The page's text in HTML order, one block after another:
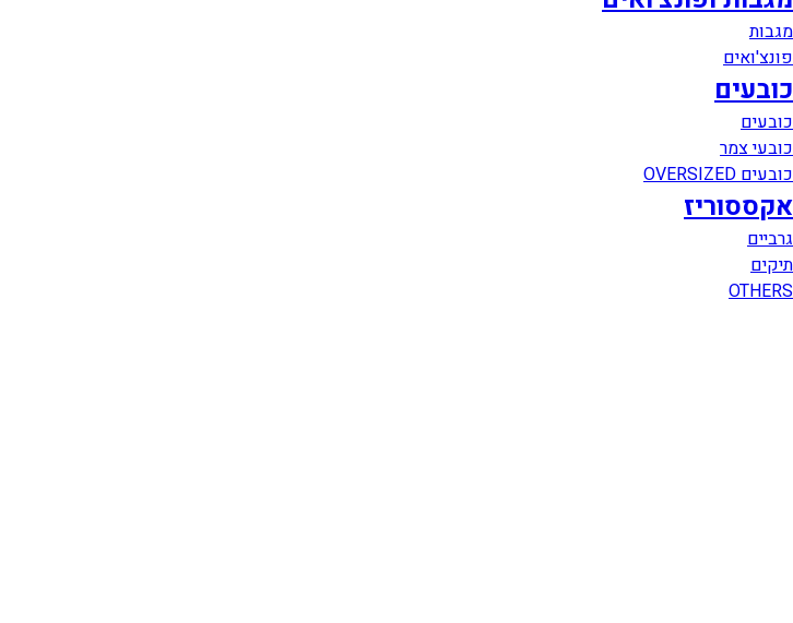
מגבות
פונצ'ואים
כובעים
כובעים
כובעי צמר
כובעים OVERSIZED
אקססוריז
גרביים
תיקים
OTHERS